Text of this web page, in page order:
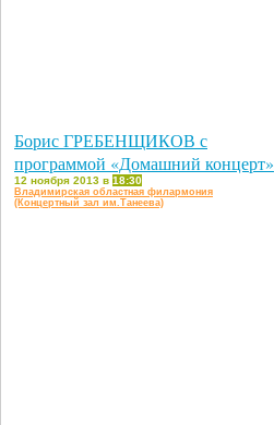
Борис ГРЕБЕНЩИКОВ с
программой «Домашний концерт»
12 ноября 2013 в 18:30
Владимирская областная филармония
(Концертный зал им.Танеева)